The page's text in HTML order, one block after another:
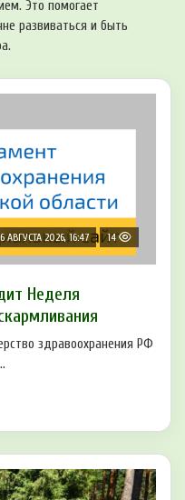
Это помогает
развиваться и быть
6 АВГУСТА 2026, 16:47 14
Неделя
здравоохранения РФ